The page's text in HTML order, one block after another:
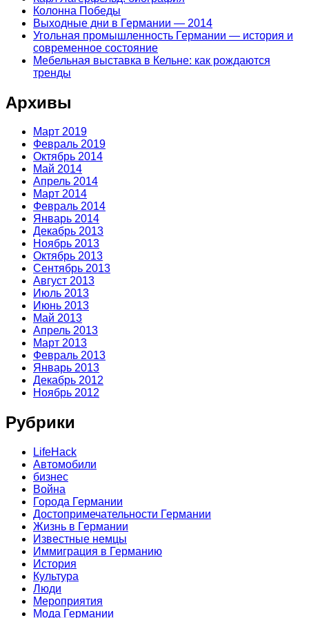
Колонна Победы
Выходные дни в Германии — 2014
Угольная промышленность Германии — история и
современное состояние
Мебельная выставка в Кельне: как рождаются
тренды
Архивы
Март 2019
Февраль 2019
Октябрь 2014
Май 2014
Апрель 2014
Март 2014
Февраль 2014
Январь 2014
Декабрь 2013
Ноябрь 2013
Октябрь 2013
Сентябрь 2013
Август 2013
Июль 2013
Июнь 2013
Май 2013
Апрель 2013
Март 2013
Февраль 2013
Январь 2013
Декабрь 2012
Ноябрь 2012
Рубрики
LifeHack
Автомобили
бизнес
Война
Города Германии
Достопримечательности Германии
Жизнь в Германии
Известные немцы
Иммиграция в Германию
История
Культура
Люди
Мероприятия
Мода Германии